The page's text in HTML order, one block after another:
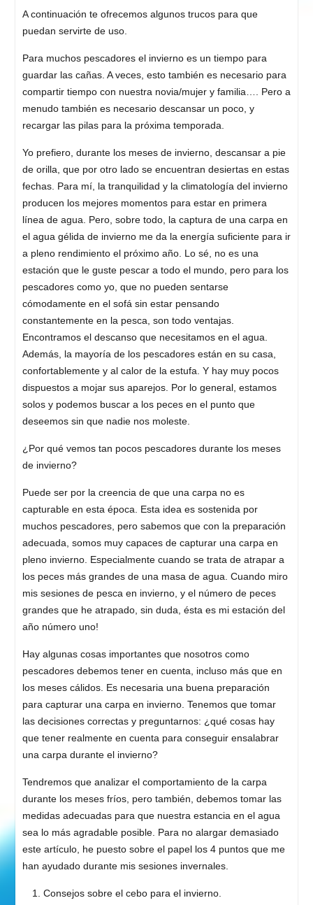
A continuación te ofrecemos algunos trucos para que
puedan servirte de uso.
Para muchos pescadores el invierno es un tiempo para
guardar las cañas. A veces, esto también es necesario para
compartir tiempo con nuestra novia/mujer y familia…. Pero a
menudo también es necesario descansar un poco, y
recargar las pilas para la próxima temporada.
Yo prefiero, durante los meses de invierno, descansar a pie
de orilla, que por otro lado se encuentran desiertas en estas
fechas. Para mí, la tranquilidad y la climatología del invierno
producen los mejores momentos para estar en primera
línea de agua. Pero, sobre todo, la captura de una carpa en
el agua gélida de invierno me da la energía suficiente para ir
a pleno rendimiento el próximo año. Lo sé, no es una
estación que le guste pescar a todo el mundo, pero para los
pescadores como yo, que no pueden sentarse
cómodamente en el sofá sin estar pensando
constantemente en la pesca, son todo ventajas.
Encontramos el descanso que necesitamos en el agua.
Además, la mayoría de los pescadores están en su casa,
confortablemente y al calor de la estufa. Y hay muy pocos
dispuestos a mojar sus aparejos. Por lo general, estamos
solos y podemos buscar a los peces en el punto que
deseemos sin que nadie nos moleste.
¿Por qué vemos tan pocos pescadores durante los meses
de invierno?
Puede ser por la creencia de que una carpa no es
capturable en esta época. Esta idea es sostenida por
muchos pescadores, pero sabemos que con la preparación
adecuada, somos muy capaces de capturar una carpa en
pleno invierno. Especialmente cuando se trata de atrapar a
los peces más grandes de una masa de agua. Cuando miro
mis sesiones de pesca en invierno, y el número de peces
grandes que he atrapado, sin duda, ésta es mi estación del
año número uno!
Hay algunas cosas importantes que nosotros como
pescadores debemos tener en cuenta, incluso más que en
los meses cálidos. Es necesaria una buena preparación
para capturar una carpa en invierno. Tenemos que tomar
las decisiones correctas y preguntarnos: ¿qué cosas hay
que tener realmente en cuenta para conseguir ensalabrar
una carpa durante el invierno?
Tendremos que analizar el comportamiento de la carpa
durante los meses fríos, pero también, debemos tomar las
medidas adecuadas para que nuestra estancia en el agua
sea lo más agradable posible. Para no alargar demasiado
este artículo, he puesto sobre el papel los 4 puntos que me
han ayudado durante mis sesiones invernales.
Consejos sobre el cebo para el invierno.